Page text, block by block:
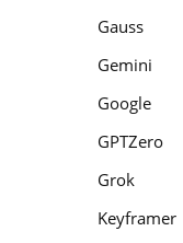
Gauss
Gemini
Google
GPTZero
Grok
Keyframer